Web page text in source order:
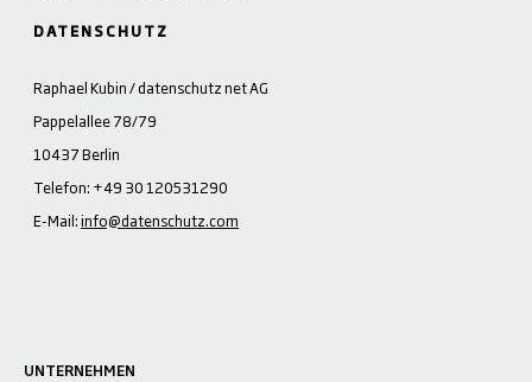
DATENSCHUTZ
Raphael Kubin / datenschutz net AG
Pappelallee 78/79
10437 Berlin
Telefon: +49 30 120531290
E-Mail:info@datenschutz.com
UNTERNEHMEN